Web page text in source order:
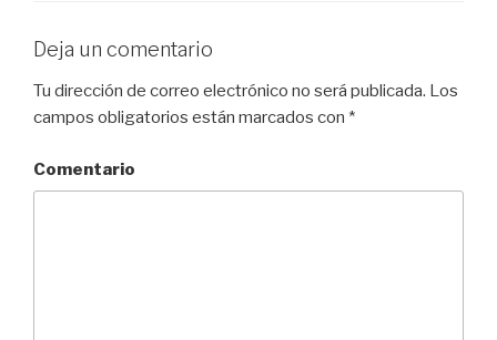
Deja un comentario
Tu dirección de correo electrónico no será publicada. Los
campos obligatorios están marcados con *
Comentario